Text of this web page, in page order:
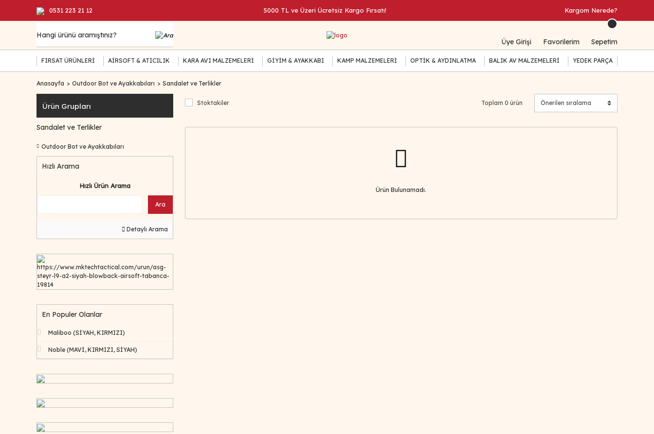
0531 223 21 12 5000 TL ve Üzeri Ücretsiz Kargo Fırsatı! Kargom Nerede?
Üye Girişi Favorilerim Sepetim
FIRSAT ÜRÜNLERİ AİRSOFT & ATICILIK KARA AVI MALZEMELERİ GİYİM & AYAKKABI KAMP MALZEMELERİ OPTİK & AYDINLATMA BALIK AV MALZEMELERİ YEDEK PARÇA
Anasayfa Outdoor Bot ve Ayakkabıları Sandalet ve Terlikler
Ürün Grupları
Sandalet ve Terlikler
Outdoor Bot ve Ayakkabıları
Hızlı Arama
Hızlı Ürün Arama
Ara
Detaylı Arama
https://www.mktechtactical.com/urun/asg-
steyr-l9-a2-siyah-blowback-airsoft-tabanca-
19814
En Populer Olanlar
Maliboo (SİYAH, KIRMIZI)
Noble (MAVİ, KIRMIZI, SİYAH)
Stoktakiler Toplam 0 ürün
Ürün Bulunamadı.